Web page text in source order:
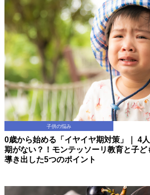
子供の悩み
0歳から始める「イヤイヤ期対策」｜ 4
期がない？！モンテッソーリ教育と子ど
導き出した5つのポイント